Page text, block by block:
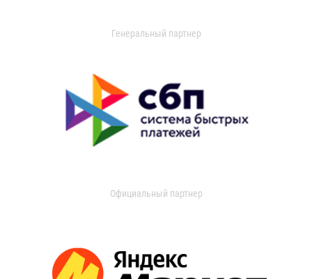
Генеральный партнер
Официальный партнер